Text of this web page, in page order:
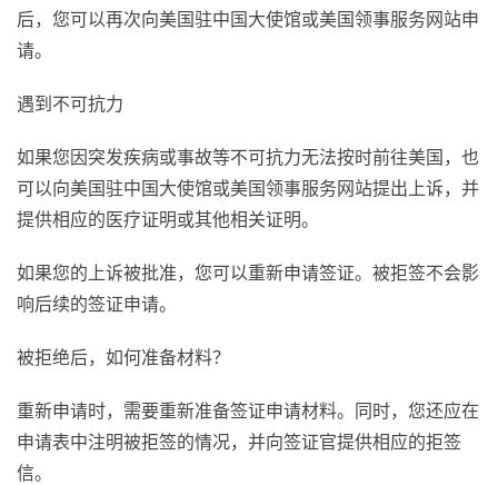
后，您可以再次向美国驻中国大使馆或美国领事服务网站申
请。
遇到不可抗力
如果您因突发疾病或事故等不可抗力无法按时前往美国，也
可以向美国驻中国大使馆或美国领事服务网站提出上诉，并
提供相应的医疗证明或其他相关证明。
如果您的上诉被批准，您可以重新申请签证。被拒签不会影
响后续的签证申请。
被拒绝后，如何准备材料？
重新申请时，需要重新准备签证申请材料。同时，您还应在
申请表中注明被拒签的情况，并向签证官提供相应的拒签
信。